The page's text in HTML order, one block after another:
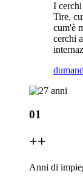
I
Tire,
cum'è
cerchi
01
++
Anni di